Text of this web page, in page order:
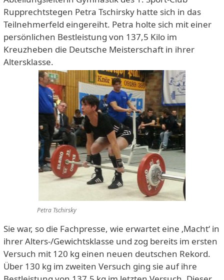
Rupprechtstegen Petra Tschirsky hatte sich in das
Teilnehmerfeld eingereiht. Petra holte sich mit einer
persönlichen Bestleistung von 137,5 Kilo im
Kreuzheben die Deutsche Meisterschaft in ihrer
Altersklasse.
Petra Tschirsky
Sie war, so die Fachpresse, wie erwartet eine ‚Macht‘ in
ihrer Alters-/Gewichtsklasse und zog bereits im ersten
Versuch mit 120 kg einen neuen deutschen Rekord.
Über 130 kg im zweiten Versuch ging sie auf ihre